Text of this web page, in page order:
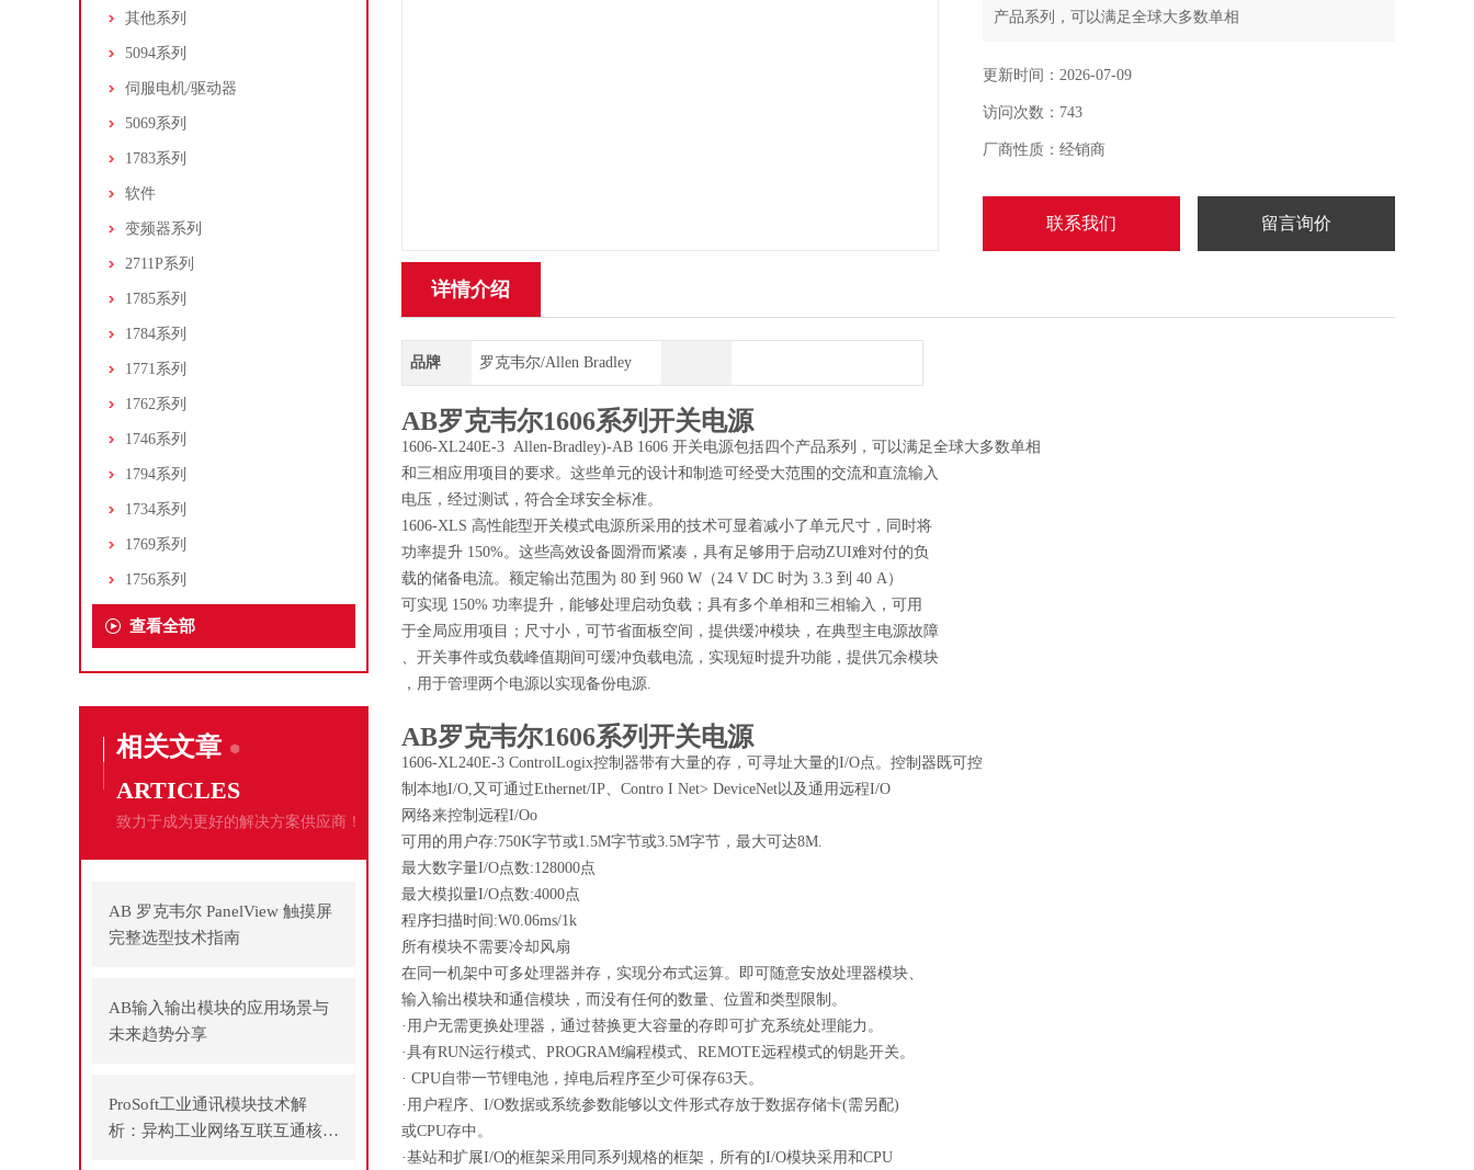
其他系列
5094系列
伺服电机/驱动器
5069系列
1783系列
软件
变频器系列
2711P系列
1785系列
1784系列
1771系列
1762系列
1746系列
1794系列
1734系列
1769系列
1756系列
查看全部
相关文章
ARTICLES
致力于成为更好的解决方案供应商！
AB 罗克韦尔 PanelView 触摸屏
完整选型技术指南
AB输入输出模块的应用场景与
未来趋势分享
ProSoft工业通讯模块技术解
析：异构工业网络互联互通核心
产品系列，可以满足全球大多数单相
和三相应用项目的要求。这些单元的设计和制造可经受大
电压，经过测试，符合全球安全标准。
更新时间：2026-07-09
访问次数：743
厂商性质：经销商
联系我们 留言询价
详情介绍
品牌 罗克韦尔/Allen Bradley
AB罗克韦尔1606系列开关电源
1606-XL240E-3 Allen-Bradley)-AB 1606 开关电源包括四个产品系列，可以满足全球大多数单相
和三相应用项目的要求。这些单元的设计和制造可经受大范围的交流和直流输入
电压，经过测试，符合全球安全标准。
1606-XLS 高性能型开关模式电源所采用的技术可显着减小了单元尺寸，同时将
功率提升 150%。这些高效设备圆滑而紧凑，具有足够用于启动ZUI难对付的负
载的储备电流。额定输出范围为 80 到 960 W（24 V DC 时为 3.3 到 40 A）
可实现 150% 功率提升，能够处理启动负载；具有多个单相和三相输入，可用
于全局应用项目；尺寸小，可节省面板空间，提供缓冲模块，在典型主电源故障
、开关事件或负载峰值期间可缓冲负载电流，实现短时提升功能，提供冗余模块
，用于管理两个电源以实现备份电源.
AB罗克韦尔1606系列开关电源
1606-XL240E-3 ControlLogix控制器带有大量的存，可寻址大量的I/O点。控制器既可控
制本地I/O,又可通过Ethernet/IP、Contro I Net> DeviceNet以及通用远程I/O
网络来控制远程I/Oo
可用的用户存:750K字节或1.5M字节或3.5M字节，最大可达8M.
最大数字量I/O点数:128000点
最大模拟量I/O点数:4000点
程序扫描时间:W0.06ms/1k
所有模块不需要冷却风扇
在同一机架中可多处理器并存，实现分布式运算。即可随意安放处理器模块、
输入输出模块和通信模块，而没有任何的数量、位置和类型限制。
·用户无需更换处理器，通过替换更大容量的存即可扩充系统处理能力。
·具有RUN运行模式、PROGRAM编程模式、REMOTE远程模式的钥匙开关。
· CPU自带一节锂电池，掉电后程序至少可保存63天。
·用户程序、I/O数据或系统参数能够以文件形式存放于数据存储卡(需另配)
或CPU存中。
·基站和扩展I/O的框架采用同系列规格的框架，所有的I/O模块采用和CPU